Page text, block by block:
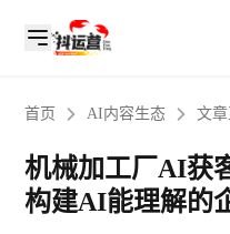
首页 AI内容生态 文
机械加工厂AI获
构建AI能理解的